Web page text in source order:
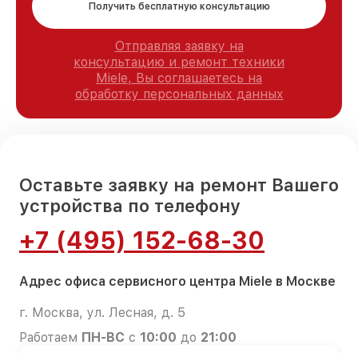
Получить бесплатную консультацию
Отправляя заявку на
консультацию и ремонт техники
Miele, Вы соглашаетесь на
обработку персональных данных
Оставьте заявку на ремонт Вашего
устройства по телефону
+7 (495) 152-68-30
Адрес офиса сервисного центра Miele в Москве
г. Москва, ул. Лесная, д. 5
Работаем ПН-ВС с 10:00 до 21:00